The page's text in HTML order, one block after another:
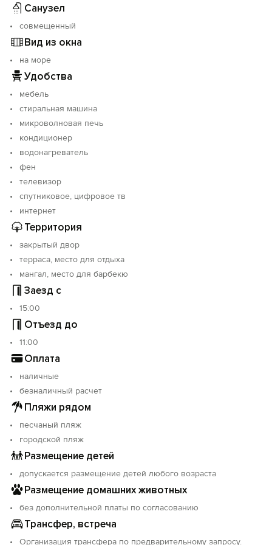
Санузел
совмещенный
Вид из окна
на море
Удобства
мебель
стиральная машина
микроволновая печь
кондиционер
водонагреватель
фен
телевизор
спутниковое, цифровое тв
интернет
Территория
закрытый двор
терраса, место для отдыха
мангал, место для барбекю
Заезд с
15:00
Отъезд до
11:00
Оплата
наличные
безналичный расчет
Пляжи рядом
песчаный пляж
городской пляж
Размещение детей
допускается размещение детей любого возраста
Размещение домашних животных
без дополнительной платы по согласованию
Трансфер, встреча
Организация трансфера по предварительному запросу.